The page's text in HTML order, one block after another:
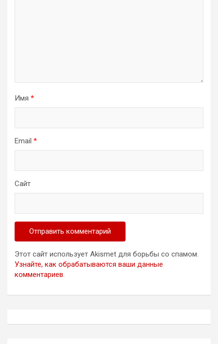
Имя *
Email *
Сайт
Этот сайт использует Akismet для борьбы со спамом.
Узнайте, как обрабатываются ваши данные
комментариев.